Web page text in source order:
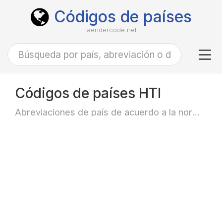
Códigos de países
laendercode.net
Códigos de países HTI
Abreviaciones de país de acuerdo a la norma ISO-3166 alfa-3